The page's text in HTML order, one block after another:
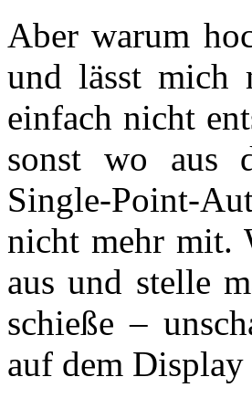
Aber warum
und lässt mich
einfach nicht
sonst wo aus
Single-Point-
nicht mehr mit.
aus und stelle
schieße –
auf dem